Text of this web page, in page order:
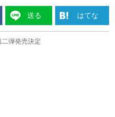
送る はてな
弾発売決定